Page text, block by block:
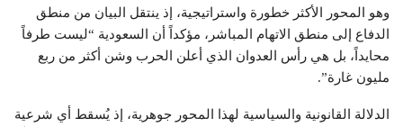
وهو المحور الأكثر خطورة واستراتيجية، إذ ينتقل البيان من منطق
الدفاع إلى منطق الاتهام المباشر، مؤكداً أن السعودية “ليست طرفاً
محايداً، بل هي رأس العدوان الذي أعلن الحرب وشن أكثر من ربع
مليون غارة”.
الدلالة القانونية والسياسية لهذا المحور جوهرية، إذ يُسقط أي شرعية